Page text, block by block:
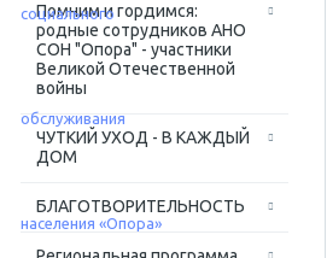
Помним и гордимся:
родные сотрудников АНО
СОН "Опора" - участники
Великой Отечественной
войны
ЧУТКИЙ УХОД - В КАЖДЫЙ
ДОМ
БЛАГОТВОРИТЕЛЬНОСТЬ